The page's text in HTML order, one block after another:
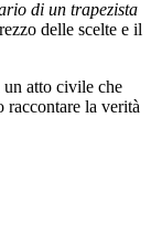
di un trapezista
delle scelte e il
un atto civile che
raccontare la verità